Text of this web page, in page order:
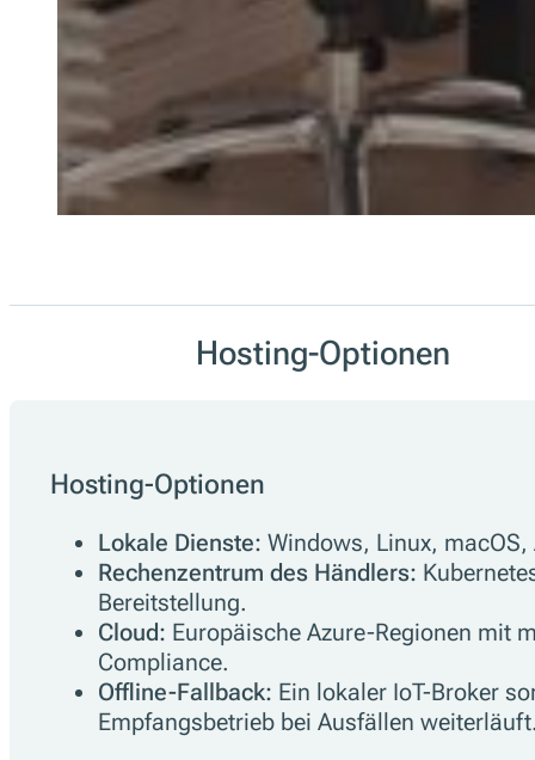
Hosting-Optionen
Hosting-Optionen
Lokale Dienste: Windows, Linux,
Rechenzentrum des Händlers:
Bereitstellung.
Cloud: Europäische Azure-Regionen mit
Compliance.
Offline-Fallback: Ein lokaler IoT-Broker
Empfangsbetrieb bei Ausfällen